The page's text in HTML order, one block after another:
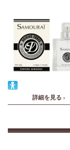
詳細を見る ›